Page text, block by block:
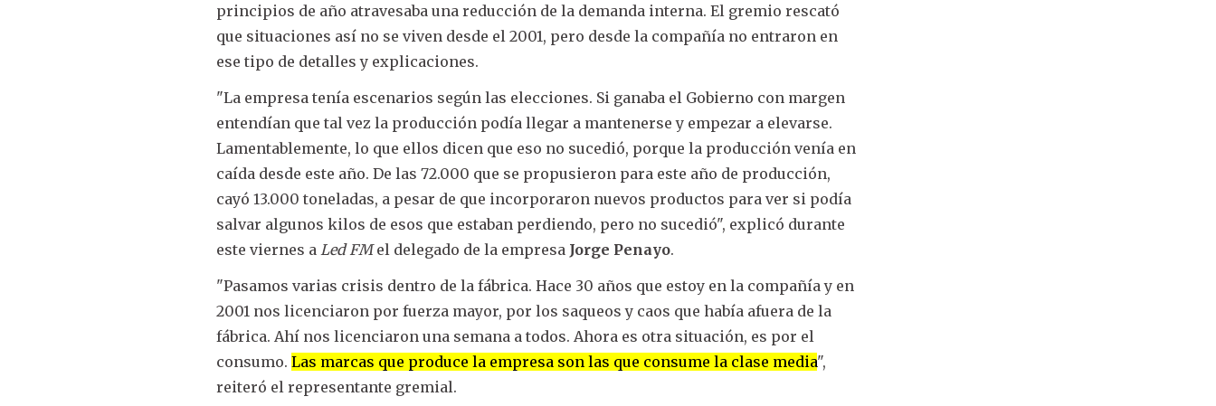
principios de año atravesaba una reducción de la demanda interna. El gremio rescató
que situaciones así no se viven desde el 2001, pero desde la compañía no entraron en
ese tipo de detalles y explicaciones.
"La empresa tenía escenarios según las elecciones. Si ganaba el Gobierno con margen
entendían que tal vez la producción podía llegar a mantenerse y empezar a elevarse.
Lamentablemente, lo que ellos dicen que eso no sucedió, porque la producción venía en
caída desde este año. De las 72.000 que se propusieron para este año de producción,
cayó 13.000 toneladas, a pesar de que incorporaron nuevos productos para ver si podía
salvar algunos kilos de esos que estaban perdiendo, pero no sucedió", explicó durante
este viernes a Led FMel delegado de la empresa Jorge Penayo.
"Pasamos varias crisis dentro de la fábrica. Hace 30 años que estoy en la compañía y en
2001 nos licenciaron por fuerza mayor, por los saqueos y caos que había afuera de la
fábrica. Ahí nos licenciaron una semana a todos. Ahora es otra situación, es por el
consumo.Las marcas que produce la empresa son las que consume la clase media",
reiteró el representante gremial.